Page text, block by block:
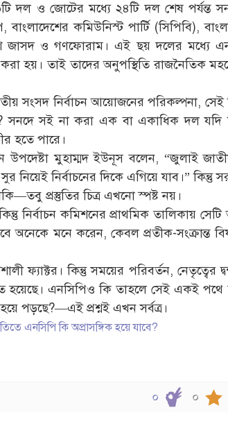
দল ও জোটের মধ্যে ২৪টি দল শেষ পর্যন্ত
কমিউনিস্ট পার্টি (সিপিবি),
জাসদ ও গণফোরাম। এই ছয় দলের মধ্যে
হয়। তাই তাদের অনুপস্থিতি রাজনৈতিক
সংসদ নির্বাচন আয়োজনের পরিকল্পনা, সেই
সই না করা এক বা একাধিক দল যদি
হতে পারে।
উপদেষ্টা মুহাম্মদ ইউনূস বলেন, “জুলাই
নিয়েই নির্বাচনের দিকে এগিয়ে যাব।” কিন্তু
প্রস্তুতির চিত্র এখনো স্পষ্ট নয়।
নির্বাচন কমিশনের প্রাথমিক তালিকায় সেটি
অনেকে মনে করেন, কেবল প্রতীক-সংক্রান্ত
ফ্যাক্টর। কিন্তু সময়ের পরিবর্তন, নেতৃত্বের
এনসিপিও কি তাহলে সেই একই পথে
হয়ে পড়ছে?—এই প্রশ্নই এখন সর্বত্র।
এনসিপি কি অপ্রাসঙ্গিক হয়ে যাবে?
০
০